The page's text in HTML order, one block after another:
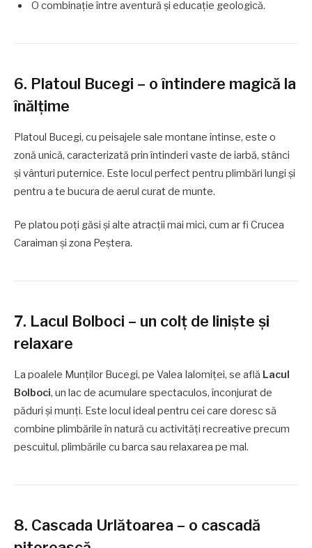
O combinație între aventură și educație geologică.
6. Platoul Bucegi – o întindere magică la
înălțime
Platoul Bucegi, cu peisajele sale montane întinse, este o
zonă unică, caracterizată prin întinderi vaste de iarbă, stânci
și vânturi puternice. Este locul perfect pentru plimbări lungi și
pentru a te bucura de aerul curat de munte.
Pe platou poți găsi și alte atracții mai mici, cum ar fi Crucea
Caraiman și zona Peștera.
7. Lacul Bolboci – un colț de liniște și
relaxare
La poalele Munților Bucegi, pe Valea Ialomiței, se află Lacul
Bolboci, un lac de acumulare spectaculos, înconjurat de
păduri și munți. Este locul ideal pentru cei care doresc să
combine plimbările în natură cu activități recreative precum
pescuitul, plimbările cu barca sau relaxarea pe mal.
8. Cascada Urlătoarea – o cascadă